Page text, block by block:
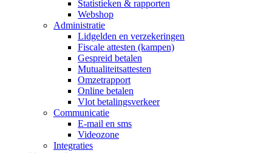
Statistieken & rapporten
Webshop
Administratie
Lidgelden en verzekeringen
Fiscale attesten (kampen)
Gespreid betalen
Mutualiteitsattesten
Omzetrapport
Online betalen
Vlot betalingsverkeer
Communicatie
E-mail en sms
Videozone
Integraties